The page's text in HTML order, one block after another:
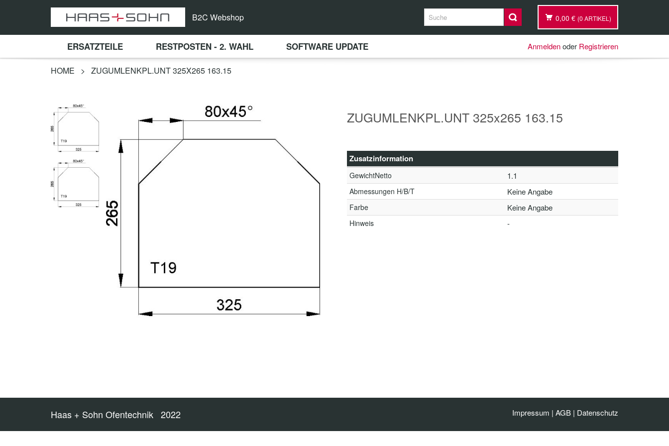
B2C Webshop 0,00 € (0 ARTIKEL)
ERSATZTEILE RESTPOSTEN - 2. WAHL SOFTWARE UPDATE Anmeldenoder Registrieren
HOME > ZUGUMLENKPL.UNT 325X265 163.15
ZUGUMLENKPL.UNT 325x265 163.15
Zusatzinformation
GewichtNetto 1.1
Abmessungen H/B/T Keine Angabe
Farbe Keine Angabe
Hinweis -
Haas + Sohn Ofentechnik 2022 Impressum | AGB | Datenschutz